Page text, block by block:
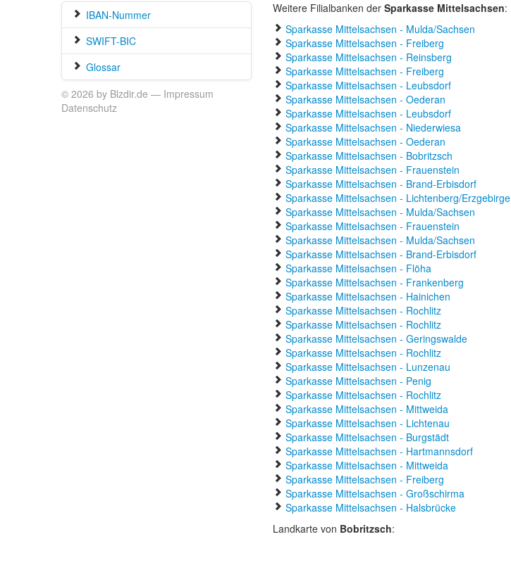
IBAN-Nummer
SWIFT-BIC
Glossar
© 2026 by Blzdir.de — Impressum
Datenschutz
Weitere Filialbanken der Sparkasse Mittelsachsen:
Sparkasse Mittelsachsen - Mulda/Sachsen
Sparkasse Mittelsachsen - Freiberg
Sparkasse Mittelsachsen - Reinsberg
Sparkasse Mittelsachsen - Freiberg
Sparkasse Mittelsachsen - Leubsdorf
Sparkasse Mittelsachsen - Oederan
Sparkasse Mittelsachsen - Leubsdorf
Sparkasse Mittelsachsen - Niederwiesa
Sparkasse Mittelsachsen - Oederan
Sparkasse Mittelsachsen - Bobritzsch
Sparkasse Mittelsachsen - Frauenstein
Sparkasse Mittelsachsen - Brand-Erbisdorf
Sparkasse Mittelsachsen - Lichtenberg/Erzgebirge
Sparkasse Mittelsachsen - Mulda/Sachsen
Sparkasse Mittelsachsen - Frauenstein
Sparkasse Mittelsachsen - Mulda/Sachsen
Sparkasse Mittelsachsen - Brand-Erbisdorf
Sparkasse Mittelsachsen - Flöha
Sparkasse Mittelsachsen - Frankenberg
Sparkasse Mittelsachsen - Hainichen
Sparkasse Mittelsachsen - Rochlitz
Sparkasse Mittelsachsen - Rochlitz
Sparkasse Mittelsachsen - Geringswalde
Sparkasse Mittelsachsen - Rochlitz
Sparkasse Mittelsachsen - Lunzenau
Sparkasse Mittelsachsen - Penig
Sparkasse Mittelsachsen - Rochlitz
Sparkasse Mittelsachsen - Mittweida
Sparkasse Mittelsachsen - Lichtenau
Sparkasse Mittelsachsen - Burgstädt
Sparkasse Mittelsachsen - Hartmannsdorf
Sparkasse Mittelsachsen - Mittweida
Sparkasse Mittelsachsen - Freiberg
Sparkasse Mittelsachsen - Großschirma
Sparkasse Mittelsachsen - Halsbrücke
Landkarte von Bobritzsch: